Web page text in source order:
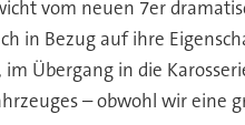
vom neuen 7er
in Bezug auf ihre
Übergang in die
– obwohl wir